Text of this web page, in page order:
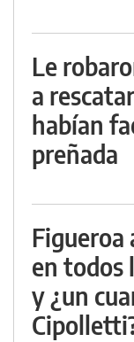
Le
a
habían
preñada
Figueroa
en todos
y ¿un